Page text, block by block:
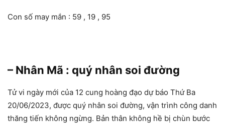
Con số may mắn : 59 , 19 , 95
– Nhân Mã : quý nhân soi đường
Tử vi ngày mới của 12 cung hoàng đạo dự báo Thứ Ba
20/06/2023, được quý nhân soi đường, vận trình công danh
thăng tiến không ngừng. Bản thân không hề bị chùn bước